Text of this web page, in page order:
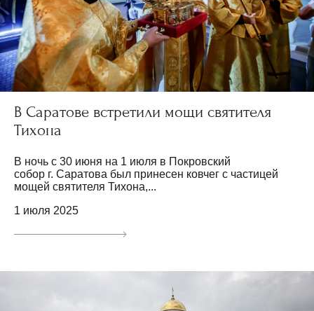
В Саратове встретили мощи святителя
Тихона
В ночь с 30 июня на 1 июля в Покровский
собор г. Саратова был принесен ковчег с частицей
мощей святителя Тихона,...
1 июля 2025